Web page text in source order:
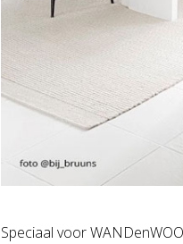
Speciaal voor